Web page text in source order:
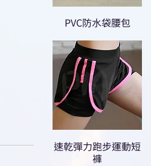
PVC防水袋腰包
速乾彈力跑步運動短
褲